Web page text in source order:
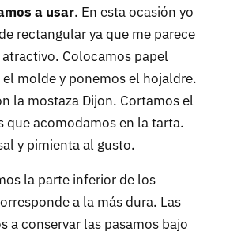
a usar. En esta ocasión yo
rectangular ya que me parece
Colocamos papel
molde y ponemos el hojaldre.
la mostaza Dijon. Cortamos el
que acomodamos en la tarta.
y pimienta al gusto.
la parte inferior de los
a la más dura. Las
a conservar las pasamos bajo